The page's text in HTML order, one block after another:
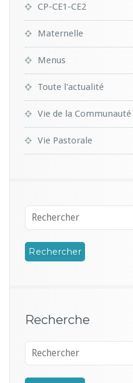
CP-CE1-CE2
Maternelle
Menus
Toute l'actualité
Vie de la Communauté
Vie Pastorale
Recherche